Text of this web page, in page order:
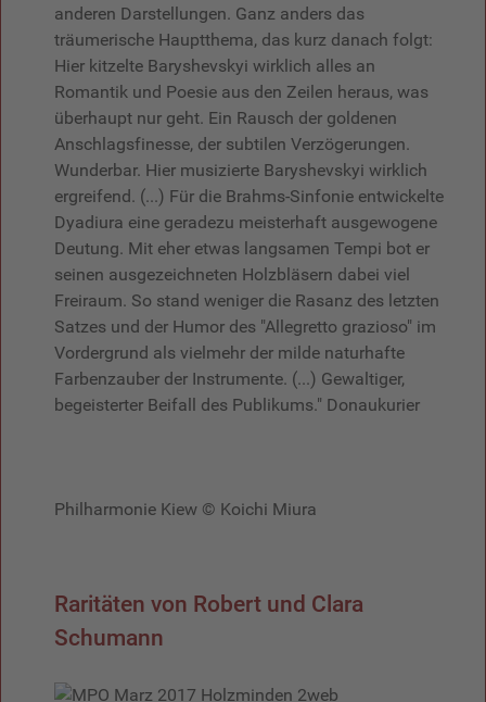
anderen Darstellungen. Ganz anders das
träumerische Hauptthema, das kurz danach folgt:
Hier kitzelte Baryshevskyi wirklich alles an
Romantik und Poesie aus den Zeilen heraus, was
überhaupt nur geht. Ein Rausch der goldenen
Anschlagsfinesse, der subtilen Verzögerungen.
Wunderbar. Hier musizierte Baryshevskyi wirklich
ergreifend. (...) Für die Brahms-Sinfonie entwickelte
Dyadiura eine geradezu meisterhaft ausgewogene
Deutung. Mit eher etwas langsamen Tempi bot er
seinen ausgezeichneten Holzbläsern dabei viel
Freiraum. So stand weniger die Rasanz des letzten
Satzes und der Humor des "Allegretto grazioso" im
Vordergrund als vielmehr der milde naturhafte
Farbenzauber der Instrumente. (...) Gewaltiger,
begeisterter Beifall des Publikums." Donaukurier
Philharmonie Kiew © Koichi Miura
Raritäten von Robert und Clara
Schumann